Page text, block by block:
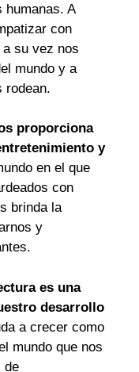
humanas. A
con
su vez nos
mundo y a
rodean.
proporciona
y
en el que
con
brinda la
y
es una
desarrollo
a crecer como
mundo que nos
de